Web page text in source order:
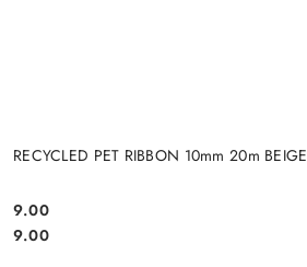
RECYCLED PET RIBBON 10mm 20m BEIGE
Cena:
9.00
Cena:
9.00